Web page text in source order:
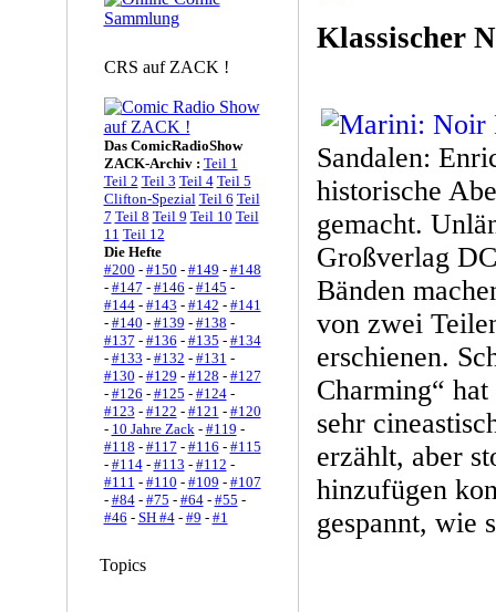
CRS auf ZACK !
Das ComicRadioShow
ZACK-Archiv : Teil 1
Teil 2 Teil 3 Teil 4 Teil 5
Clifton-Spezial Teil 6 Teil
7 Teil 8 Teil 9 Teil 10 Teil
11 Teil 12
Die Hefte
#200 - #150 - #149 - #148
- #147 - #146 - #145 -
#144- #143 - #142 - #141
- #140 - #139 - #138 -
#137 - #136 - #135 - #134
- #133 - #132 - #131 -
#130 - #129 - #128 - #127
- #126 - #125 - #124-
#123 - #122 - #121 - #120
- 10 Jahre Zack- #119 -
#118 - #117 - #116 - #115
- #114- #113 - #112 -
#111 - #110 - #109 - #107
- #84- #75 - #64- #55 -
#46 - SH #4- #9 - #1
Topics
Klassischer
Sandalen:
historische
gemacht.
Großverlag
Bänden
von zwei
erschienen.
Charming“
sehr
erzählt, aber
hinzufügen
gespannt, wie